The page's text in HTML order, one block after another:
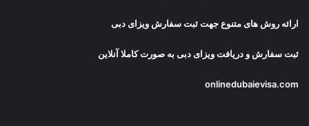
ارائه روش های متنوع جهت ثبت سفارش ویزای دبی
ثبت سفارش و دریافتویزای دبی به صورت کاملا آنلاین
onlinedubaievisa.com